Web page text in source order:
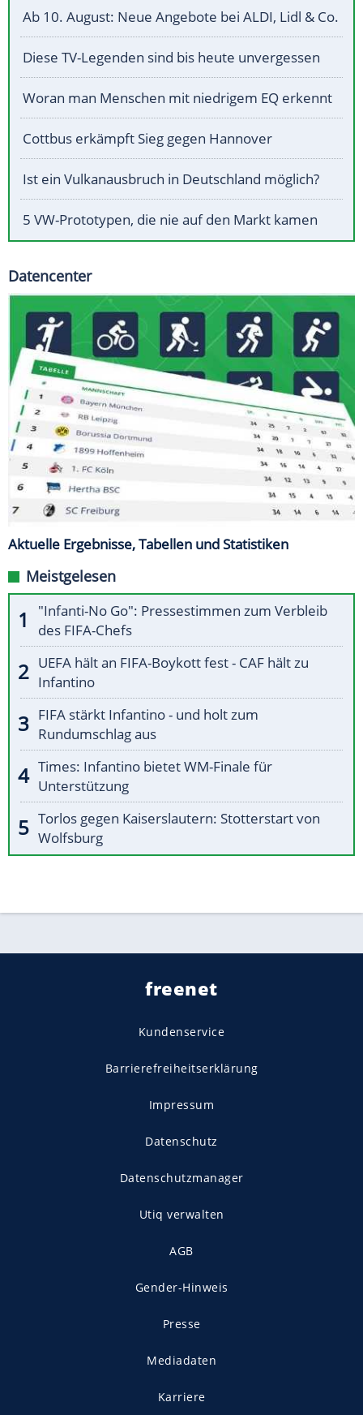
Ab 10. August: Neue Angebote bei ALDI, Lidl & Co.
Diese TV-Legenden sind bis heute unvergessen
Woran man Menschen mit niedrigem EQ erkennt
Cottbus erkämpft Sieg gegen Hannover
Ist ein Vulkanausbruch in Deutschland möglich?
5 VW-Prototypen, die nie auf den Markt kamen
Datencenter
Aktuelle Ergebnisse, Tabellen und Statistiken
Meistgelesen
"Infanti-No Go": Pressestimmen zum Verbleib
des FIFA-Chefs
UEFA hält an FIFA-Boykott fest - CAF hält zu
Infantino
FIFA stärkt Infantino - und holt zum
Rundumschlag aus
Times: Infantino bietet WM-Finale für
Unterstützung
Torlos gegen Kaiserslautern: Stotterstart von
Wolfsburg
freenet
Kundenservice
Barrierefreiheitserklärung
Impressum
Datenschutz
Datenschutzmanager
Utiq verwalten
AGB
Gender-Hinweis
Presse
Mediadaten
Karriere